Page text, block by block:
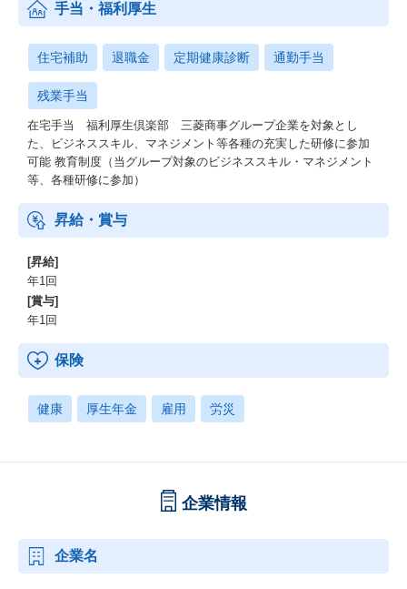
手当・福利厚生
住宅補助 退職金 定期健康診断 通勤手当
残業手当
在宅⼿当 福利厚生倶楽部 三菱商事グループ企業を対象とし
た、ビジネススキル、マネジメント等各種の充実した研修に参加
可能 教育制度（当グループ対象のビジネススキル・マネジメント
等、各種研修に参加）
昇給・賞与
[昇給]
年1回
[賞与]
年1回
保険
健康 厚生年金 雇用 労災
企業情報
企業名